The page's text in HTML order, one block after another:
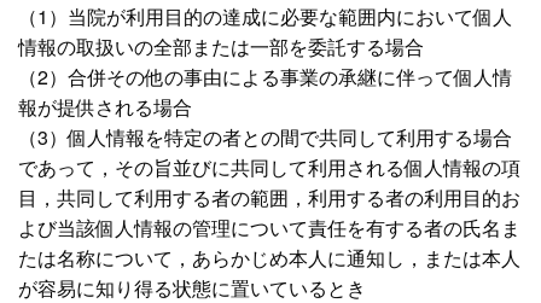
（1）当院が利用目的の達成に必要な範囲内において個人
情報の取扱いの全部または一部を委託する場合
（2）合併その他の事由による事業の承継に伴って個人情
報が提供される場合
（3）個人情報を特定の者との間で共同して利用する場合
であって，その旨並びに共同して利用される個人情報の項
目，共同して利用する者の範囲，利用する者の利用目的お
よび当該個人情報の管理について責任を有する者の氏名ま
たは名称について，あらかじめ本人に通知し，または本人
が容易に知り得る状態に置いているとき